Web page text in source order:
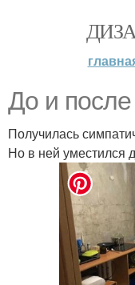
До и
Получилась
Но в ней уместился